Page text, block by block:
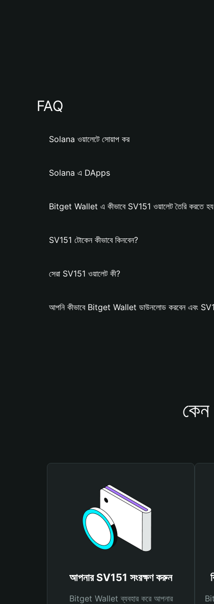
FAQ
Solana ওয়ালেটে সোয়াপ কর
Solana এ DApps
Bitget Wallet এ কীভাবে SV151 ওয়ালেট তৈরি করতে হয
SV151 টোকেন কীভাবে কিনবেন?
সেরা SV151 ওয়ালেট কী?
আপনি কীভাবে Bitget Wallet ডাউনলোড করবেন এবং
আপনার SV151 সংরক্ষণ করুন
Bitget Wallet ব্যবহার করে আপনার